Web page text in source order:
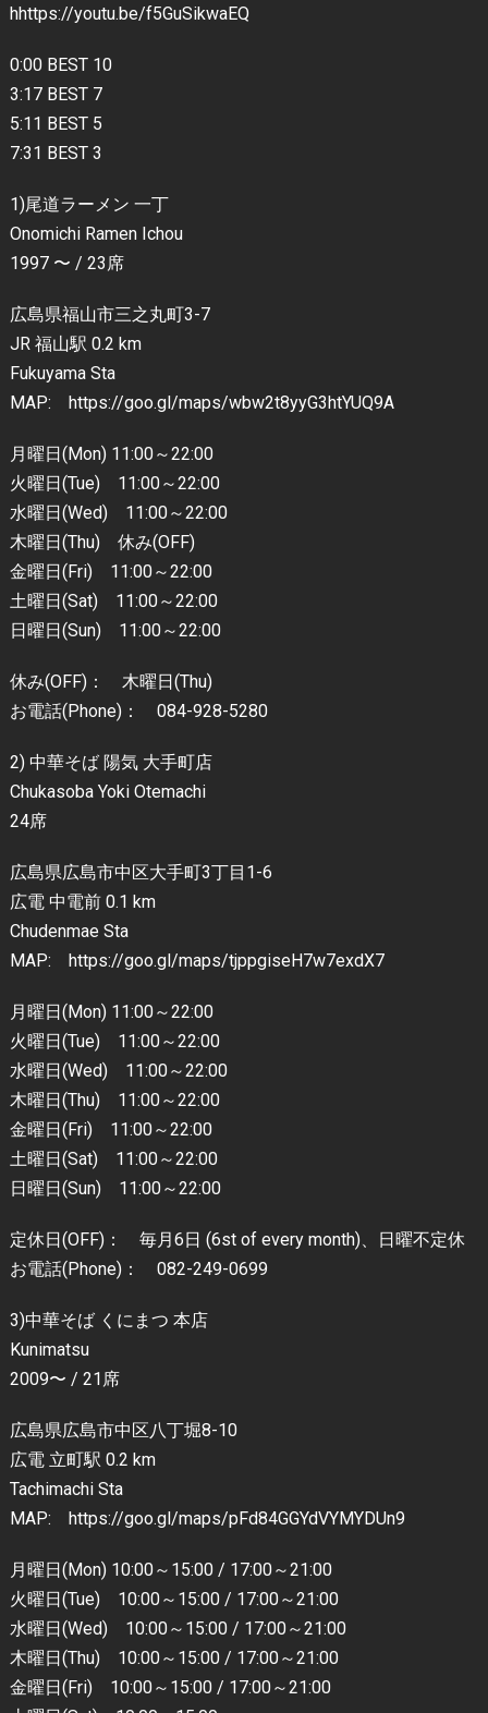
hhttps://youtu.be/f5GuSikwaEQ
0:00 BEST 10
3:17 BEST 7
5:11 BEST 5
7:31 BEST 3
1)尾道ラーメン 一丁
Onomichi Ramen Ichou
1997 〜 / 23席
広島県福山市三之丸町3-7
JR 福山駅 0.2 km
Fukuyama Sta
MAP: https://goo.gl/maps/wbw2t8yyG3htYUQ9A
月曜日(Mon) 11:00～22:00
火曜日(Tue) 11:00～22:00
水曜日(Wed) 11:00～22:00
木曜日(Thu) 休み(OFF)
金曜日(Fri) 11:00～22:00
土曜日(Sat) 11:00～22:00
日曜日(Sun) 11:00～22:00
休み(OFF)： 木曜日(Thu)
お電話(Phone)： 084-928-5280
2) 中華そば 陽気 大手町店
Chukasoba Yoki Otemachi
24席
広島県広島市中区大手町3丁目1-6
広電 中電前 0.1 km
Chudenmae Sta
MAP: https://goo.gl/maps/tjppgiseH7w7exdX7
月曜日(Mon) 11:00～22:00
火曜日(Tue) 11:00～22:00
水曜日(Wed) 11:00～22:00
木曜日(Thu) 11:00～22:00
金曜日(Fri) 11:00～22:00
土曜日(Sat) 11:00～22:00
日曜日(Sun) 11:00～22:00
定休日(OFF)： 毎月6日 (6st of every month)、日曜不定休
お電話(Phone)： 082-249-0699
3)中華そば くにまつ 本店
Kunimatsu
2009〜 / 21席
広島県広島市中区八丁堀8-10
広電 立町駅 0.2 km
Tachimachi Sta
MAP: https://goo.gl/maps/pFd84GGYdVYMYDUn9
月曜日(Mon) 10:00～15:00 / 17:00～21:00
火曜日(Tue) 10:00～15:00 / 17:00～21:00
水曜日(Wed) 10:00～15:00 / 17:00～21:00
木曜日(Thu) 10:00～15:00 / 17:00～21:00
金曜日(Fri) 10:00～15:00 / 17:00～21:00